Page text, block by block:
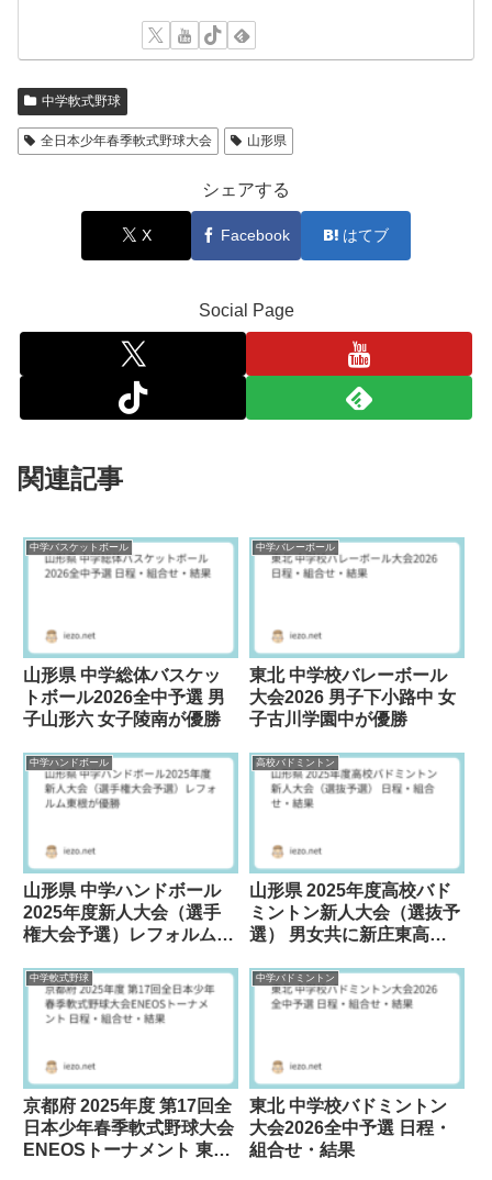
中学軟式野球
全日本少年春季軟式野球大会 山形県
シェアする
X Facebook はてブ
Social Page
関連記事
中学バスケットボール
山形県 中学総体バスケッ
トボール2026全中予選 男
子山形六 女子陵南が優勝
中学バレーボール
東北 中学校バレーボール
大会2026 男子下小路中 女
子古川学園中が優勝
中学ハンドボール
山形県 中学ハンドボール
2025年度新人大会（選手
権大会予選）レフォルム東
高校バドミントン
山形県 2025年度高校バド
ミントン新人大会（選抜予
選） 男女共に新庄東高校
中学軟式野球
京都府 2025年度 第17回全
日本少年春季軟式野球大会
ENEOSトーナメント 東山
中学バドミントン
東北 中学校バドミントン
大会2026全中予選 日程・
組合せ・結果